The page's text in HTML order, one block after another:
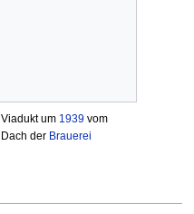
Viadukt um 1939vom
Dach der Brauerei